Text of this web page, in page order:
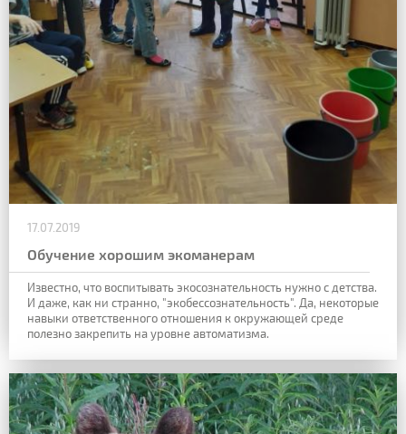
17.07.2019
Обучение хорошим экоманерам
Известно, что воспитывать экосознательность нужно с детства.
И даже, как ни странно, "экобессознательность". Да, некоторые
навыки ответственного отношения к окружающей среде
полезно закрепить на уровне автоматизма.